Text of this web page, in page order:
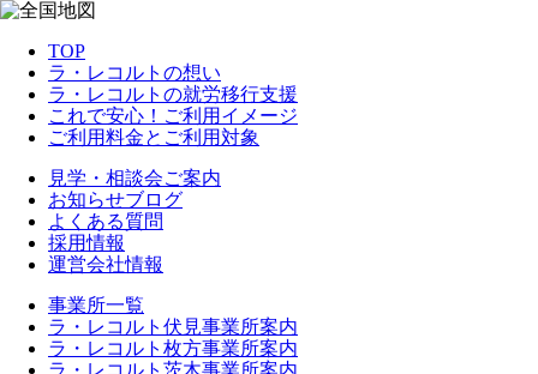
TOP
ラ・レコルトの想い
ラ・レコルトの就労移行支援
これで安心！ご利用イメージ
ご利用料金とご利用対象
見学・相談会ご案内
お知らせブログ
よくある質問
採用情報
運営会社情報
事業所一覧
ラ・レコルト伏見事業所案内
ラ・レコルト枚方事業所案内
ラ・レコルト茨木事業所案内